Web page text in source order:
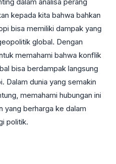
kepada kita bahwa bahkan
bisa memiliki dampak yang
global. Dengan
memahami bahwa konflik
bisa berdampak langsung
Dalam dunia yang semakin
memahami hubungan ini
yang berharga ke dalam
politik.